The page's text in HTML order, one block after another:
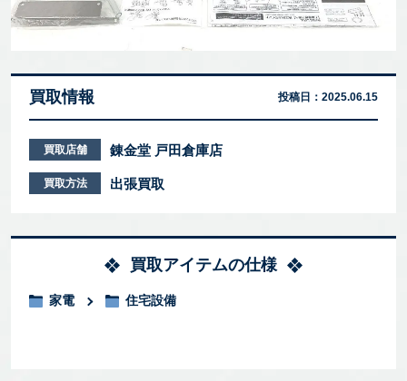
買取情報 投稿日： 2025.06.15
買取店舗 錬金堂 戸田倉庫店
買取方法 出張買取
買取アイテムの仕様
家電 住宅設備